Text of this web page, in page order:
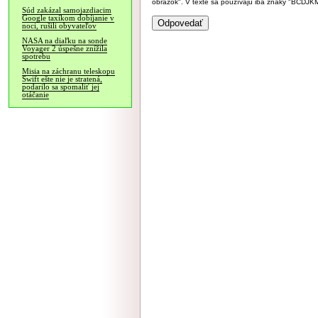
Súd zakázal samojazdiacim
Google taxíkom dobíjanie v
noci, rušili obyvateľov
NASA na diaľku na sonde
Voyager 2 úspešne znížila
spotrebu
Misia na záchranu teleskopu
Swift ešte nie je stratená,
podarilo sa spomaliť jej
otáčanie
obrázok". V texte sa používajú iba znaky